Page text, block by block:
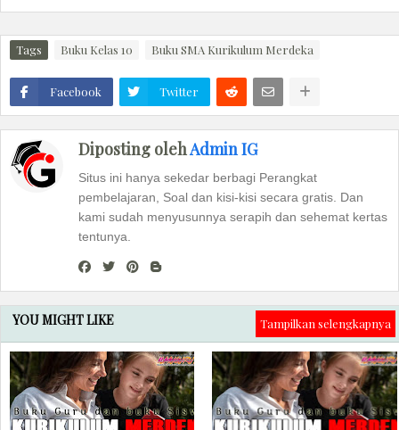
Tags Buku Kelas 10 Buku SMA Kurikulum Merdeka
Facebook Twitter
Diposting olehAdmin IG
Situs ini hanya sekedar berbagi Perangkat
pembelajaran, Soal dan kisi-kisi secara gratis. Dan
kami sudah menyusunnya serapih dan sehemat kertas
tentunya.
YOU MIGHT LIKE Tampilkan selengkapnya